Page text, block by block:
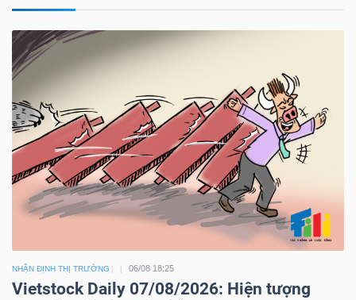
NHẬN ĐỊNH THỊ TRƯỜNG 06/08 18:25
Vietstock Daily 07/08/2026: Hiện tượng